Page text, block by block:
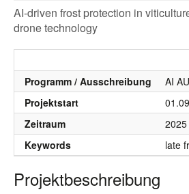
AI-driven frost protection in
drone technology
Programm / Ausschreibung
AI
Projektstart
Zeitraum
Keywords
late
Projektbeschreibung